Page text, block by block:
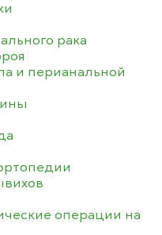
рака
и перианальной
операции на